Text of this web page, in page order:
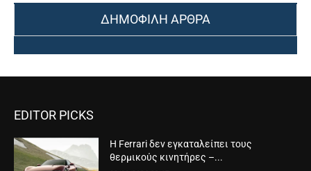
ΔΗΜΟΦΙΛΗ ΑΡΘΡΑ
EDITOR PICKS
Η Ferrari δεν εγκαταλείπει τους
θερμικούς κινητήρες –...